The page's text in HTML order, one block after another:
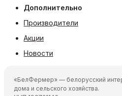
Дополнительно
Производители
Акции
Новости
«БелФермер» — белорусский
дома и сельского хозяйства.